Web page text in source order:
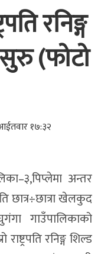
रनिङ्ग
सुरु (फोटो
१७:३२
अन्तर
छात्र÷छात्रा खेलकुद
गाउँपालिकाको
रनिङ्ग शिल्ड